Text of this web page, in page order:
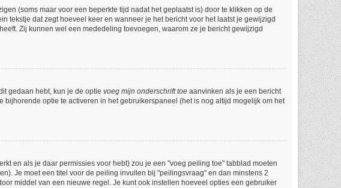
(soms maar voor een beperkte tijd nadat het geplaatst is) door te klikken op de
tekstje dat zegt hoeveel keer en wanneer je het bericht voor het laatst je gewijzigd
Zij kunnen wel een mededeling toevoegen, waarom ze je bericht gewijzigd
gedaan hebt, kun je de optie voeg mijn onderschrift toe aanvinken als je een bericht
optie te activeren in het gebruikerspaneel (het is nog altijd mogelijk om het
en als je daar permissies voor hebt) zou je een "voeg peiling toe" tabblad moeten
Je moet een titel voor de peiling invullen bij "peilingsvraag" en dan minstens 2
middel van een nieuwe regel. Je kunt ook instellen hoeveel opties een gebruiker